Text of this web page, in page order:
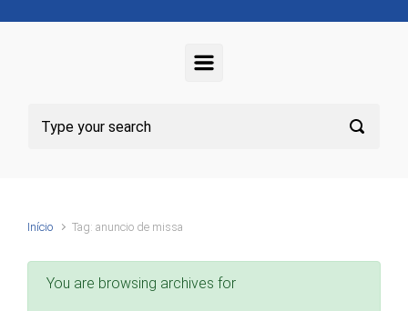
Início Tag: anuncio de missa
You are browsing archives for